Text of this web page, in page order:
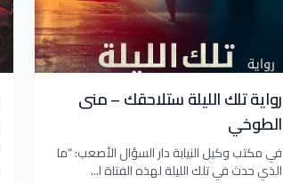
رواية تلك الليلة ستلاحقك – منى
الطوخي
في مكتب وكيل النيابة دار السؤال الأصعب: “ما
الذي حدث في تلك الليلة لهذه الفتاة ا...